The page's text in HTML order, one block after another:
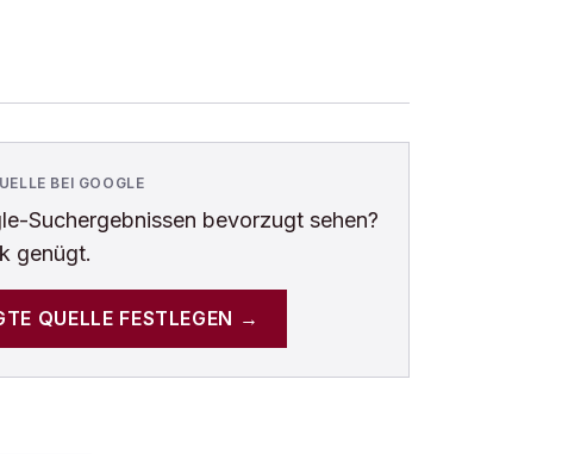
BEI GOOGLE
Suchergebnissen bevorzugt sehen?
genügt.
QUELLE FESTLEGEN →